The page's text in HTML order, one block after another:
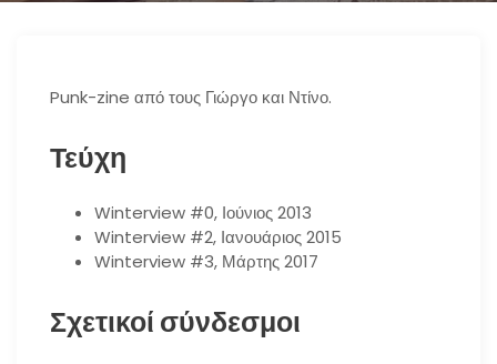
Punk-zine από τους Γιώργο και Ντίνο.
Τεύχη
Winterview #0, Ιούνιος 2013
Winterview #2, Ιανουάριος 2015
Winterview #3, Μάρτης 2017
Σχετικοί σύνδεσμοι